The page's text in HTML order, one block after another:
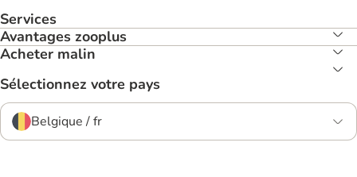
Services
Avantages zooplus
Acheter malin
Sélectionnez votre pays
Belgique / fr